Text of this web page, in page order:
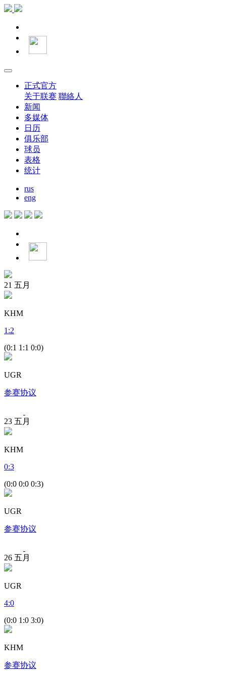
正式官方
关于联赛 聯絡人
新闻
多媒体
日历
俱乐部
球员
表格
统计
rus
eng
21 五月
KHM
1 :2
(0:1 1:1 0:0)
UGR
参赛协议
23 五月
KHM
0:3
(0:0 0:0 0:3)
UGR
参赛协议
26 五月
UGR
4:0
(0:0 1:0 3:0)
KHM
参赛协议